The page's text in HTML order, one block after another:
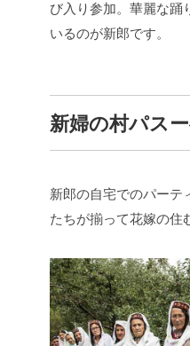
び入り参加。華麗な踊
いるのが新郎です。
新婦の村パス
新郎の自宅でのパーテ
たちが揃って花嫁の住